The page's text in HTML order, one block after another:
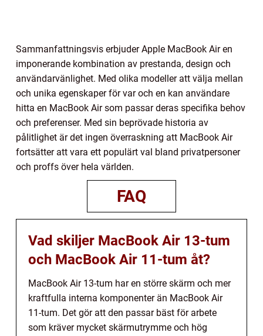
Sammanfattningsvis erbjuder Apple MacBook Air en
imponerande kombination av prestanda, design och
användarvänlighet. Med olika modeller att välja mellan
och unika egenskaper för var och en kan användare
hitta en MacBook Air som passar deras specifika behov
och preferenser. Med sin beprövade historia av
pålitlighet är det ingen överraskning att MacBook Air
fortsätter att vara ett populärt val bland privatpersoner
och proffs över hela världen.
FAQ
Vad skiljer MacBook Air 13-tum
och MacBook Air 11-tum åt?
MacBook Air 13-tum har en större skärm och mer
kraftfulla interna komponenter än MacBook Air
11-tum. Det gör att den passar bäst för arbete
som kräver mycket skärmutrymme och hög